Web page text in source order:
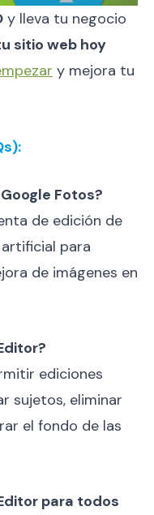
y lleva tu negocio
sitio web hoy
y mejora tu
Fotos?
de edición de
para
de imágenes en
ediciones
sujetos, eliminar
el fondo de las
para todos